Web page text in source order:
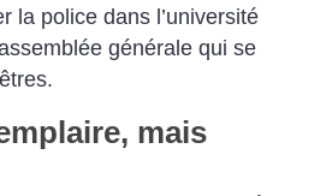
la police dans l’université
générale qui se
mais